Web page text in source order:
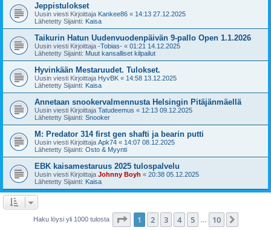
Jeppistulokset
Uusin viesti Kirjoittaja Kankee86 « 14:13 27.12.2025
Lähetetty Sijainti: Kaisa
Taikurin Hatun Uudenvuodenpäivän 9-pallo Open 1.1.2026
Uusin viesti Kirjoittaja -Tobias- « 01:21 14.12.2025
Lähetetty Sijainti: Muut kansalliset kilpailut
Hyvinkään Mestaruudet. Tulokset.
Uusin viesti Kirjoittaja HyvBK « 14:58 13.12.2025
Lähetetty Sijainti: Kaisa
Annetaan snookervalmennusta Helsingin Pitäjänmäellä
Uusin viesti Kirjoittaja Tatudeemus « 12:13 09.12.2025
Lähetetty Sijainti: Snooker
M: Predator 314 first gen shafti ja bearin putti
Uusin viesti Kirjoittaja Apk74 « 14:07 08.12.2025
Lähetetty Sijainti: Osto & Myynti
EBK kaisamestaruus 2025 tulospalvelu
Uusin viesti Kirjoittaja Johnny Boyh « 20:38 05.12.2025
Lähetetty Sijainti: Kaisa
Haku löysi yli 1000 tulosta Sivu /10
1 2 3 4 5 10